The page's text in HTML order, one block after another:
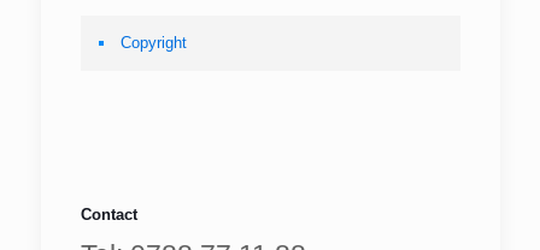
Copyright
Contact